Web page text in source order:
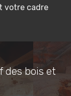
votre cadre
des bois et